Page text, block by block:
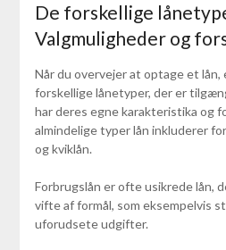
De forskellige
Valgmuligheder og
Når du overvejer at optage et
forskellige lånetyper, der er
har deres egne karakteristika og
almindelige typer lån inkluderer
og kviklån.
Forbrugslån er ofte usikrede lån,
vifte af formål, som eksempelvis
uforudsete udgifter.